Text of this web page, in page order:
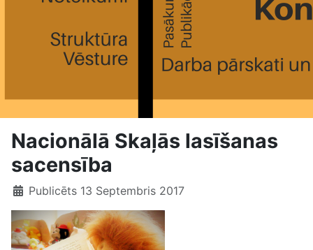
Nacionālā Skaļās lasīšanas
sacensība
Publicēts 13 Septembris 2017